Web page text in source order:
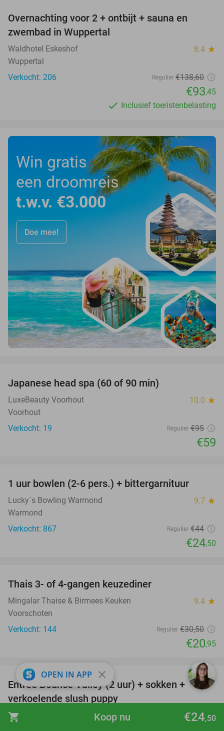
shopping_cart €24,50
Koop nu
Overnachting voor 2 + ontbijt + sauna en
zwembad in Wuppertal
Waldhotel Eskeshof 8.4 star
Wuppertal
Verkocht: 206
Regulier €138,60
€93,45
Inclusief toeristenbelasting
Win gratis
een droomreis
t.w.v. €3.000
Doe mee!
Japanese head spa (60 of 90 min)
LuxeBeauty Voorhout 10.0 star
Voorhout
Verkocht: 19
Regulier €95
€59
1 uur bowlen (2-6 pers.) + bittergarnituur
Lucky´s Bowling Warmond 9.7 star
Warmond
Verkocht: 867
Regulier €44
€24,50
Thais 3- of 4-gangen keuzediner
Mingalar Thaise & Birmees Keuken 9.4 star
Voorschoten
Verkocht: 144
Regulier €30,50
€20,95
46%
Entree Bounce Valley (2 uur) + sokken +
verkoelende slush puppy
Bounce Valley Zoetermeer 9.6 star
OPEN IN APP close